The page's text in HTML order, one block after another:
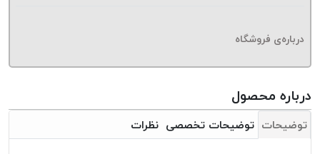
امگا
بافت
بدون
موم
درباره‌ی فروشگاه
درباره محصول
توضیحات توضیحات تخصصی نظرات